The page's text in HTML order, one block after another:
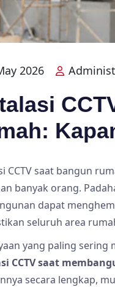
2026
CCTV saat bangun
banyak orang.
dapat
seluruh area
yang paling sering
CCTV saat
secara lengkap,